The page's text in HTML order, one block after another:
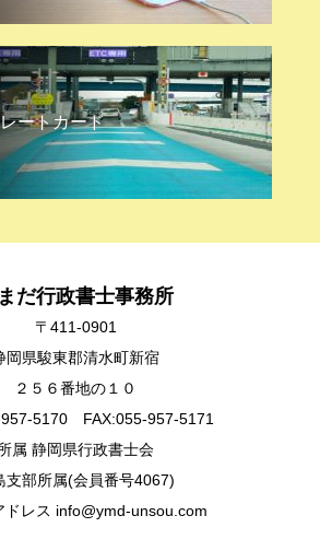
ートカード
だ行政書士事務所
〒411-0901
岡県駿東郡清水町新宿
２５６番地の１０
5170 FAX:055-957-5171
属 静岡県行政書士会
支部所属(会員番号4067)
ドレス info@ymd-unsou.com